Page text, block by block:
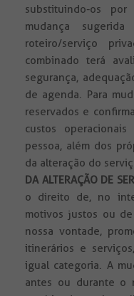
substituindo-os
mudança
roteiro/serviço
combinado terá
segurança,
de agenda. Para
reservados e
custos
pessoa, além dos
da alteração do
DA ALTERAÇÃO DE
o direito de, no
motivos justos ou
nossa vontade,
itinerários e
igual categoria. A
antes ou durante o